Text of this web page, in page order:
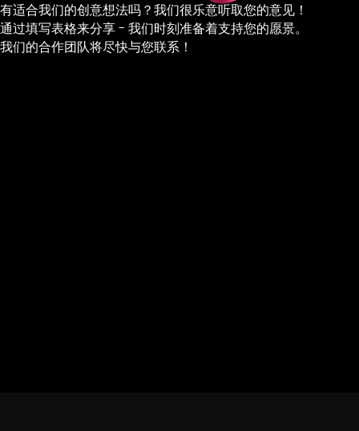
有适合我们的创意想法吗？我们很乐意听取您的意见！
通过填写表格来分享 - 我们时刻准备着支持您的愿景。
我们的合作团队将尽快与您联系！